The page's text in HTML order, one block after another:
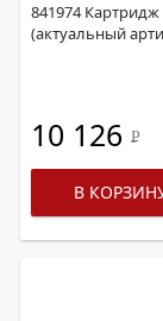
841974
(актуальный
10 126 Р
В